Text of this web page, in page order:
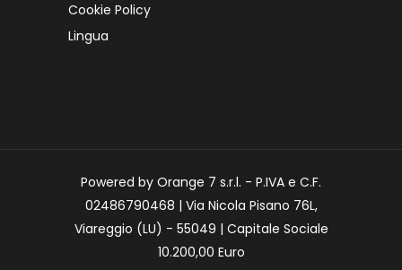
Cookie Policy
Lingua
Powered by Orange 7 s.r.l. - P.IVA e C.F.
02486790468 | Via Nicola Pisano 76L,
Viareggio (LU) - 55049 | Capitale Sociale
10.200,00 Euro